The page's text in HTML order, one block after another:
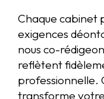
Chaque cabinet
exigences
nous co-
reflètent
professionnelle.
transforme